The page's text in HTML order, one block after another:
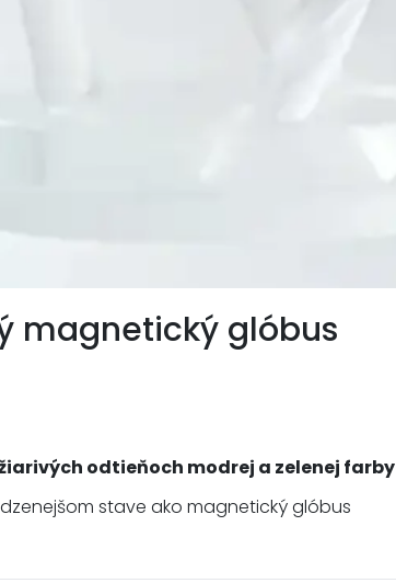
magnetický glóbus
odtieňoch modrej a zelenej farby
stave ako magnetický glóbus